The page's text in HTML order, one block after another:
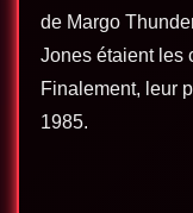
de Margo
Jones étaient les
Finalement, leur
1985.